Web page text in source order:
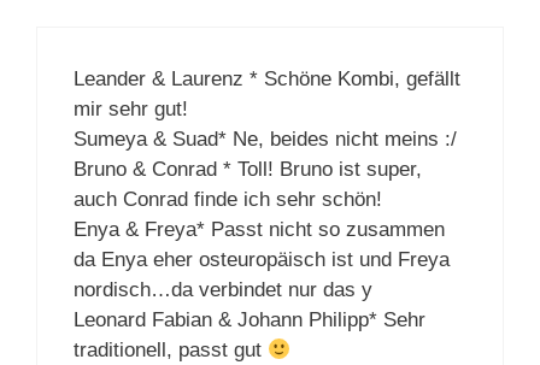
Leander & Laurenz * Schöne Kombi, gefällt
mir sehr gut!
Sumeya & Suad* Ne, beides nicht meins :/
Bruno & Conrad * Toll! Bruno ist super,
auch Conrad finde ich sehr schön!
Enya & Freya* Passt nicht so zusammen
da Enya eher osteuropäisch ist und Freya
nordisch…da verbindet nur das y
Leonard Fabian & Johann Philipp* Sehr
traditionell, passt gut